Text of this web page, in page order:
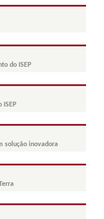
do ISEP
ISEP
solução inovadora